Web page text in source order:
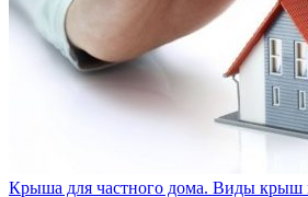
Крыша для частного дома. Виды крыш